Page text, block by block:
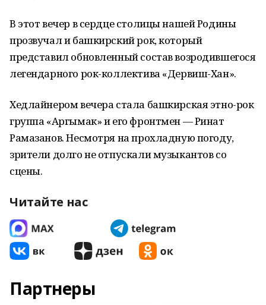
В этот вечер в сердце столицы нашей Родины
прозвучал и башкирский рок, который
представил обновленный состав возродившегося
легендарного рок-коллектива «Дервиш-Хан».
Хедлайнером вечера стала башкирская этно-рок
группа «Аргымак» и его фронтмен — Ринат
Рамазанов. Несмотря на прохладную погоду,
зрители долго не отпускали музыкантов со
сцены.
Читайте нас
Партнеры